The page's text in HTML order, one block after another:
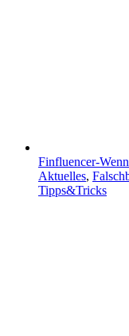
Finfluencer-
Aktuelles,
Tipps&Tricks